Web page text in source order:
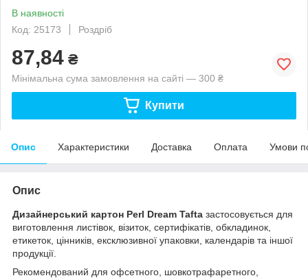
В наявності
Код: 25173
Роздріб
87,84 ₴
Мінімальна сума замовлення на сайті — 300 ₴
Купити
Опис Характеристики Доставка Оплата Умови
Опис
Дизайнерський картон Perl Dream Tafta застосовується для
виготовлення листівок, візиток, сертифікатів, обкладинок,
етикеток, цінників, ексклюзивної упаковки, календарів та іншої
продукції.
Рекомендований для офсетного, шовкотрафаретного,